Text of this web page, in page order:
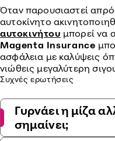
Όταν παρουσιαστεί
αυτοκίνητο
αυτοκινήτου μπορεί να
Magenta Insurance
ασφάλεια με καλύψεις
νιώθεις μεγαλύτερη
Συχνές ερωτήσεις
Γυρνάει η μίζα
σημαίνει;